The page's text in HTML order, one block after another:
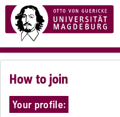
How to join
Your profile: